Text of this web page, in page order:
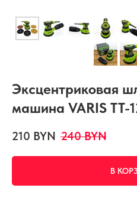
Эксцентриковая
машина VARIS TT-
210 BYN 240 BYN
В